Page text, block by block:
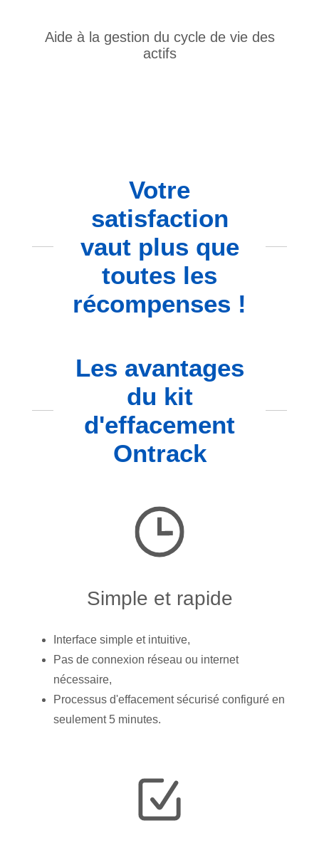
Aide à la gestion du cycle de vie des
actifs
Votre
satisfaction
vaut plus que
toutes les
récompenses !
Les avantages
du kit
d'effacement
Ontrack
Simple et rapide
Interface simple et intuitive,
Pas de connexion réseau ou internet
nécessaire,
Processus d'effacement sécurisé configuré en
seulement 5 minutes.